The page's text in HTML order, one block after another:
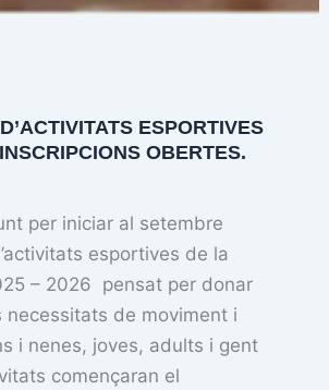
ESPORTIVES
OBERTES.
per iniciar al setembre
esportives de la
– 2026 pensat per donar
necessitats de moviment i
i nenes, joves, adults i gent
començaran el